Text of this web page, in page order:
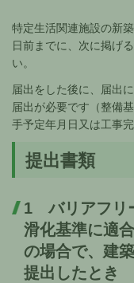
特定生活関連施設の新
日前までに、次に掲げ
い。
届出をした後に、届出
届出が必要です（整備
手予定年月日又は工事
提出書類
1 バリアフリ
滑化基準に適
の場合で、建
提出したとき